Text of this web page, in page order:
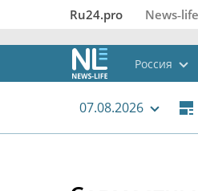
Ru24.pro
Россия
07.08.2026